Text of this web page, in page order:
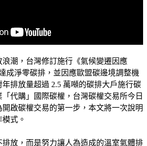
潮，台灣修訂施行《氣候變遷因應
成淨零碳排，並因應歐盟碳邊境調整機
排放量超過 2.5 萬噸的碳排大戶施行碳
代購」國際碳權，台灣碳權交易所今日
啟碳權交易的第一步，本文將一次說明
式。
放，而是努力讓人為造成的溫室氣體排